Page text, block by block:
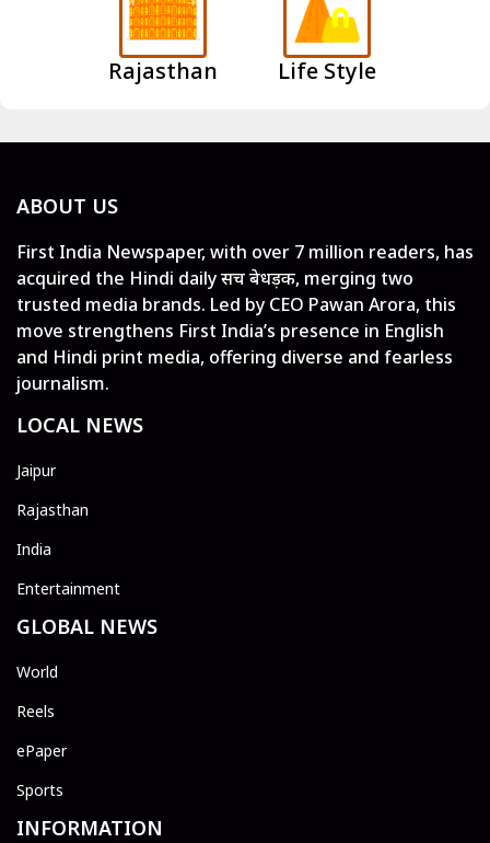
Rajasthan Life Style
ABOUT US
First India Newspaper, with over 7 million readers, has
acquired the Hindi daily सच बेधड़क, merging two
trusted media brands. Led by CEO Pawan Arora, this
move strengthens First India’s presence in English
and Hindi print media, offering diverse and fearless
journalism.
LOCAL NEWS
Jaipur
Rajasthan
India
Entertainment
GLOBAL NEWS
World
Reels
ePaper
Sports
INFORMATION